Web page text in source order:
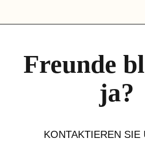
Freunde
ja?
KONTAKTIEREN SIE